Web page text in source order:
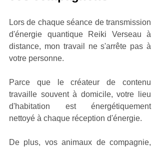
Lors de chaque séance de transmission
d'énergie quantique Reiki Verseau à
distance, mon travail ne s'arrête pas à
votre personne.
Parce que le créateur de contenu
travaille souvent à domicile, votre lieu
d'habitation est énergétiquement
nettoyé à chaque réception d'énergie.
De plus, vos animaux de compagnie,